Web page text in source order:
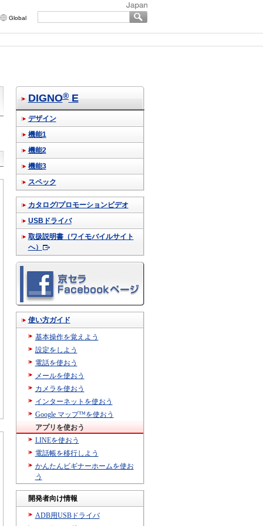
Global
DIGNO®E
デザイン
機能1
機能2
機能3
スペック
カタログ/プロモーションビデオ
USBドライバ
取扱説明書（ワイモバイルサイト
へ）
使い方ガイド
基本操作を覚えよう
設定をしよう
電話を使おう
メールを使おう
カメラを使おう
インターネットを使おう
Google マップ™を使おう
アプリを使おう
LINEを使おう
電話帳を移行しよう
かんたんビギナーホームを使お
う
開発者向け情報
ADB用USBドライバ